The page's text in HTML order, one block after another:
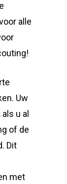
alle
Uw
u al
of de
Dit
met